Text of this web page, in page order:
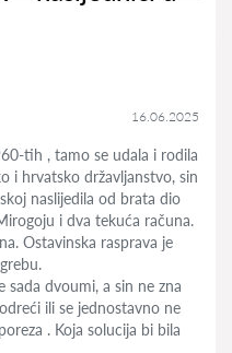
16.06.2025
tih , tamo se udala i rodila
i hrvatsko državljanstvo, sin
naslijedila od brata dio
i dva tekuća računa.
Ostavinska rasprava je
sada dvoumi, a sin ne zna
ili se jednostavno ne
. Koja solucija bi bila